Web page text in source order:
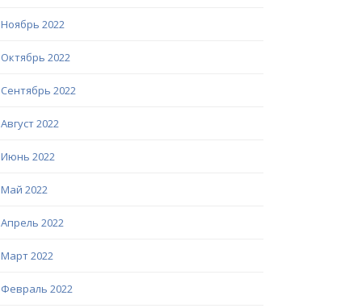
Ноябрь 2022
Октябрь 2022
Сентябрь 2022
Август 2022
Июнь 2022
Май 2022
Апрель 2022
Март 2022
Февраль 2022